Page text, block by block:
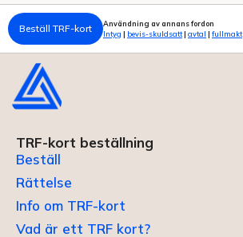
Beställ TRF-kort
Användning av annans fordon
Intyg | bevis-skuldsatt| avtal | fullmakt
TRF-kort beställning
Beställ
Rättelse
Info om TRF-kort
Vad är ett TRF kort?